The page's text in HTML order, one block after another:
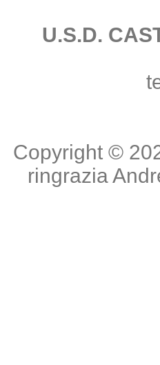
U.S.D.
Copyright ©
ringrazia